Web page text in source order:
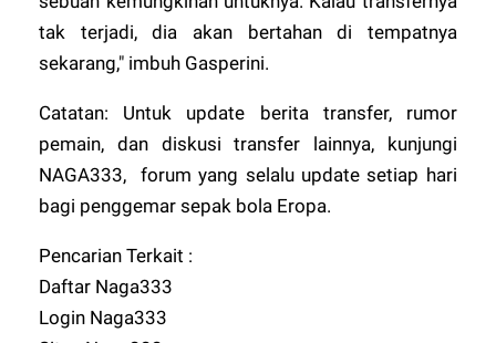
tak terjadi, dia akan bertahan di tempatnya
sekarang," imbuh Gasperini.
Catatan: Untuk update berita transfer, rumor
pemain, dan diskusi transfer lainnya, kunjungi
NAGA333,
forum yang selalu update setiap hari
bagi penggemar sepak bola Eropa.
Pencarian Terkait :
Daftar Naga333
Login Naga333